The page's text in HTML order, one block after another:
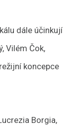
dále účinkují
Vilém Čok,
koncepce
Borgia,